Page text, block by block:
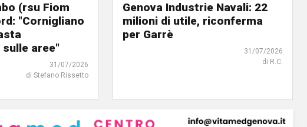
(rsu Fiom
"Cornigliano
aree"
31/07/2026
di Stefano Rissetto
Genova Industrie Navali: 22
milioni di utile, riconferma
per Garrè
31/07/2026
di R.C.